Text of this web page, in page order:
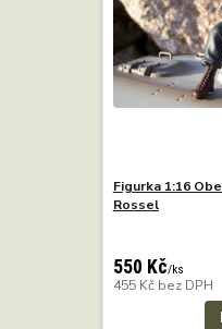
Figurka 1:16
Rossel
550 Kč/ks
455 Kč bez DPH